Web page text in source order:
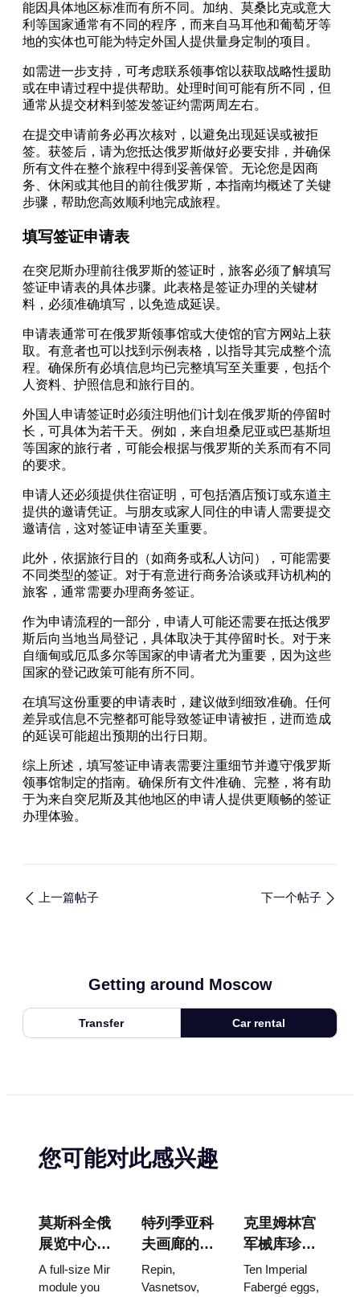
能因具体地区标准而有所不同。加纳、莫桑比克或意大
利等国家通常有不同的程序，而来自马耳他和葡萄牙等
地的实体也可能为特定外国人提供量身定制的项目。
如需进一步支持，可考虑联系领事馆以获取战略性援助
或在申请过程中提供帮助。处理时间可能有所不同，但
通常从提交材料到签发签证约需两周左右。
在提交申请前务必再次核对，以避免出现延误或被拒
签。获签后，请为您抵达俄罗斯做好必要安排，并确保
所有文件在整个旅程中得到妥善保管。无论您是因商
务、休闲或其他目的前往俄罗斯，本指南均概述了关键
步骤，帮助您高效顺利地完成旅程。
填写签证申请表
在突尼斯办理前往俄罗斯的签证时，旅客必须了解填写
签证申请表的具体步骤。此表格是签证办理的关键材
料，必须准确填写，以免造成延误。
申请表通常可在俄罗斯领事馆或大使馆的官方网站上获
取。有意者也可以找到示例表格，以指导其完成整个流
程。确保所有必填信息均已完整填写至关重要，包括个
人资料、护照信息和旅行目的。
外国人申请签证时必须注明他们计划在俄罗斯的停留时
长，可具体为若干天。例如，来自坦桑尼亚或巴基斯坦
等国家的旅行者，可能会根据与俄罗斯的关系而有不同
的要求。
申请人还必须提供住宿证明，可包括酒店预订或东道主
提供的邀请凭证。与朋友或家人同住的申请人需要提交
邀请信，这对签证申请至关重要。
此外，依据旅行目的（如商务或私人访问），可能需要
不同类型的签证。对于有意进行商务洽谈或拜访机构的
旅客，通常需要办理商务签证。
作为申请流程的一部分，申请人可能还需要在抵达俄罗
斯后向当地当局登记，具体取决于其停留时长。对于来
自缅甸或厄瓜多尔等国家的申请者尤为重要，因为这些
国家的登记政策可能有所不同。
在填写这份重要的申请表时，建议做到细致准确。任何
差异或信息不完整都可能导致签证申请被拒，进而造成
的延误可能超出预期的出行日期。
综上所述，填写签证申请表需要注重细节并遵守俄罗斯
领事馆制定的指南。确保所有文件准确、完整，将有助
于为来自突尼斯及其他地区的申请人提供更顺畅的签证
办理体验。
上一篇帖子 下一个帖子
Getting around Moscow
Transfer Car rental
您可能对此感兴趣
莫斯科全俄
展览中心
“宇宙馆”：
俄罗斯最大
A full-size Mir
module you
特列季亚科
夫画廊的杰
作：值得为
此安排行程
Repin,
Vasnetsov,
克里姆林宫
军械库珍
宝：法贝热
彩蛋、宝座
Ten Imperial
Fabergé eggs,